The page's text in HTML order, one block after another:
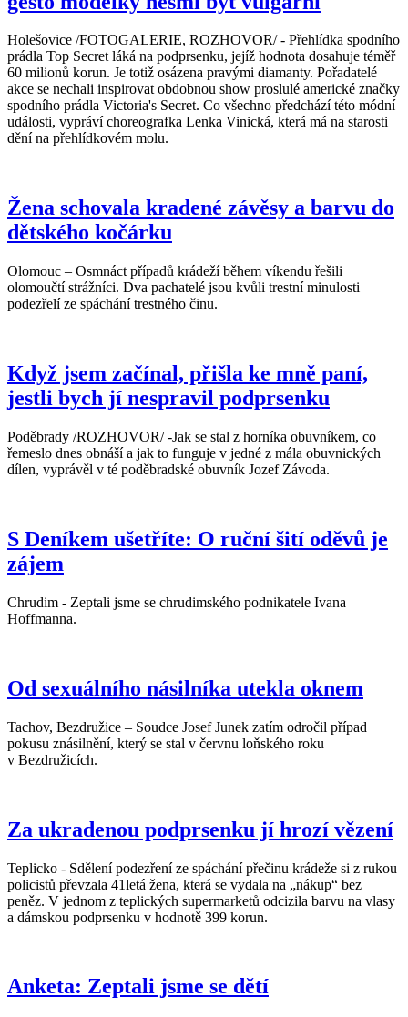
Holešovice /FOTOGALERIE, ROZHOVOR/ - Přehlídka spodního
prádla Top Secret láká na podprsenku, jejíž hodnota dosahuje téměř
60 milionů korun. Je totiž osázena pravými diamanty. Pořadatelé
akce se nechali inspirovat obdobnou show proslulé americké značky
spodního prádla Victoria's Secret. Co všechno předchází této módní
události, vypráví choreografka Lenka Vinická, která má na starosti
dění na přehlídkovém molu.
Žena schovala kradené závěsy a barvu do
dětského kočárku
Olomouc – Osmnáct případů krádeží během víkendu řešili
olomoučtí strážníci. Dva pachatelé jsou kvůli trestní minulosti
podezřelí ze spáchání trestného činu.
Když jsem začínal, přišla ke mně paní,
jestli bych jí nespravil podprsenku
Poděbrady /ROZHOVOR/ -Jak se stal z horníka obuvníkem, co
řemeslo dnes obnáší a jak to funguje v jedné z mála obuvnických
dílen, vyprávěl v té poděbradské obuvník Jozef Závoda.
S Deníkem ušetříte: O ruční šití oděvů je
zájem
Chrudim - Zeptali jsme se chrudimského podnikatele Ivana
Hoffmanna.
Od sexuálního násilníka utekla oknem
Tachov, Bezdružice – Soudce Josef Junek zatím odročil případ
pokusu znásilnění, který se stal v červnu loňského roku
v Bezdružicích.
Za ukradenou podprsenku jí hrozí vězení
Teplicko - Sdělení podezření ze spáchání přečinu krádeže si z rukou
policistů převzala 41letá žena, která se vydala na „nákup“ bez
peněz. V jednom z teplických supermarketů odcizila barvu na vlasy
a dámskou podprsenku v hodnotě 399 korun.
Anketa: Zeptali jsme se dětí